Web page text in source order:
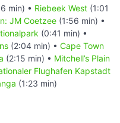
min) • Riebeek West (1:01
JM Coetzee (1:56 min) •
(0:41 min) •
(2:04 min) • Cape Town
(2:15 min) • Mitchell’s Plain
Flughafen Kapstadt
(1:23 min)